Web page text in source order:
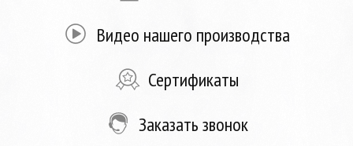
Видео нашего производства
Сертификаты
Заказать звонок